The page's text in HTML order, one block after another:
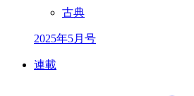
古典
2025年5月号
連載